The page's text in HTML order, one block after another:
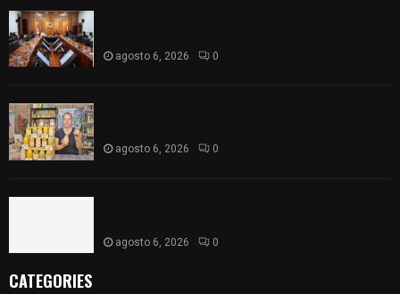
agosto 6, 2026 0
agosto 6, 2026 0
agosto 6, 2026 0
CATEGORIES